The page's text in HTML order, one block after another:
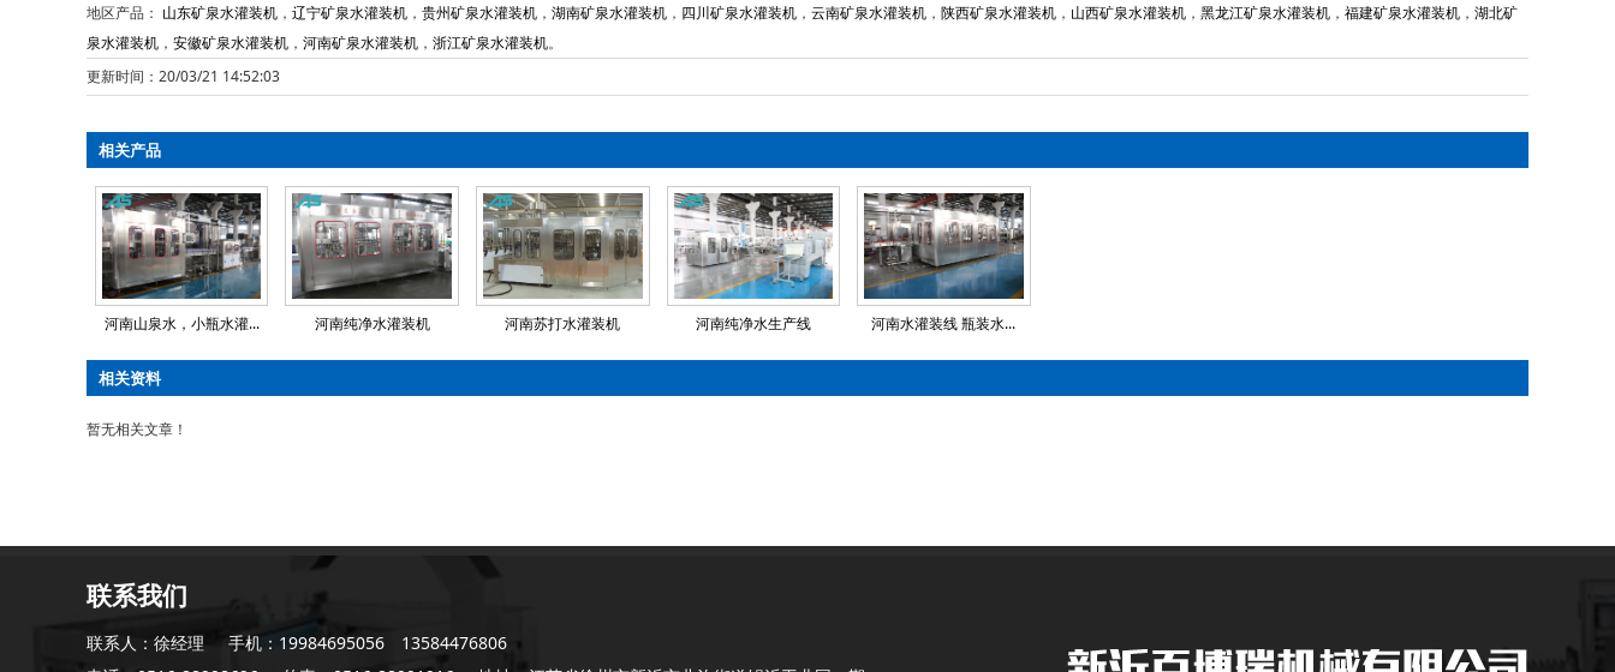
地区产品： 山东矿泉水灌装机 ， 辽宁矿泉水灌装机 ， 贵州矿泉水灌装机 ， 湖南矿泉水灌装机 ， 四川矿泉水灌装机 ， 云南矿泉水灌装机 ， 陕西矿泉水灌装机 ， 山西矿泉水灌装机 ， 黑龙江矿泉水灌装机 ， 福建矿泉水灌装机 ， 湖北矿
泉水灌装机 ， 安徽矿泉水灌装机 ， 河南矿泉水灌装机 ， 浙江矿泉水灌装机。
更新时间：20/03/21 14:52:03
相关产品
河南山泉水，小瓶水灌... 河南纯净水灌装机 河南苏打水灌装机 河南纯净水生产线 河南水灌装线 瓶装水...
相关资料
暂无相关文章！
联系我们
联系人：徐经理
手机：19984695056 13584476806